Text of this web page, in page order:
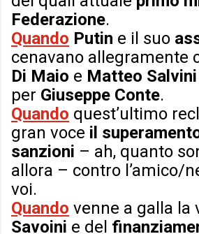
Federazione.
Quando Putin e il suo
cenavano allegramente
Di Maio e Matteo Salvini
per Giuseppe Conte.
Quando quest’ultimo
gran voce il
sanzioni – ah, quanto
allora – contro l’amico/
voi.
Quando venne a galla la
Savoini e del